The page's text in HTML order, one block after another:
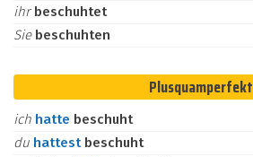
ihrbeschuhtet
Sie beschuhten
Plusquamperfekt
ich hatte beschuht
du hattest beschuht